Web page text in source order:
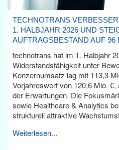
TECHNOTRANS
1. HALBJAHR 2026 UND
AUFTRAGSBESTAND AUF 96
technotrans hat im 1. Halbjahr
Widerstandsfähigkeit unter
Konzernumsatz lag mit 113,3
Vorjahreswert von 120,6 Mio.
der Erwartungen. Die
sowie Healthcare & Analytics
strukturell attraktive
Weiterlesen...